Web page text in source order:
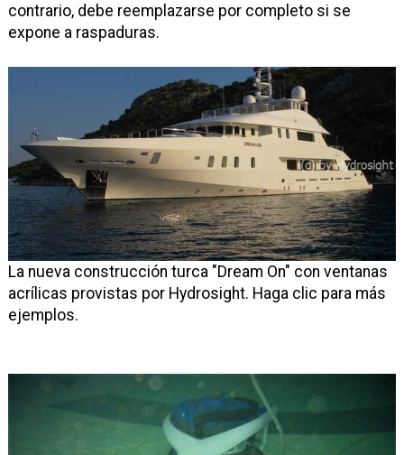
contrario, debe reemplazarse por completo si se
expone a raspaduras.
La nueva construcción turca "Dream On" con ventanas
acrílicas provistas por Hydrosight. Haga clic para más
ejemplos.